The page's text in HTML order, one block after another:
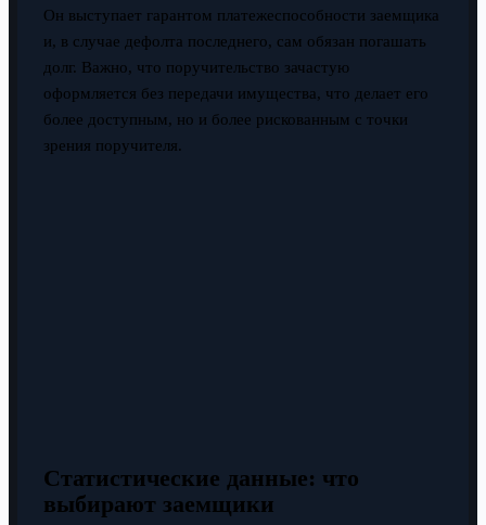
Он выступает гарантом платежеспособности заемщика
и, в случае дефолта последнего, сам обязан погашать
долг. Важно, что поручительство зачастую
оформляется без передачи имущества, что делает его
более доступным, но и более рискованным с точки
зрения поручителя.
Статистические данные: что
выбирают заемщики